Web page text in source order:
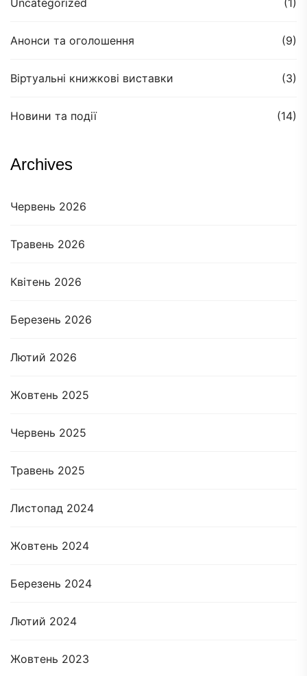
Uncategorized (1)
Анонси та оголошення (9)
Віртуальні книжкові виставки (3)
Новини та події (14)
Archives
Червень 2026
Травень 2026
Квітень 2026
Березень 2026
Лютий 2026
Жовтень 2025
Червень 2025
Травень 2025
Листопад 2024
Жовтень 2024
Березень 2024
Лютий 2024
Жовтень 2023